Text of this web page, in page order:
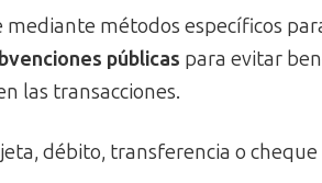
mediante métodos específicos
públicas para evitar
las transacciones.
débito, transferencia o